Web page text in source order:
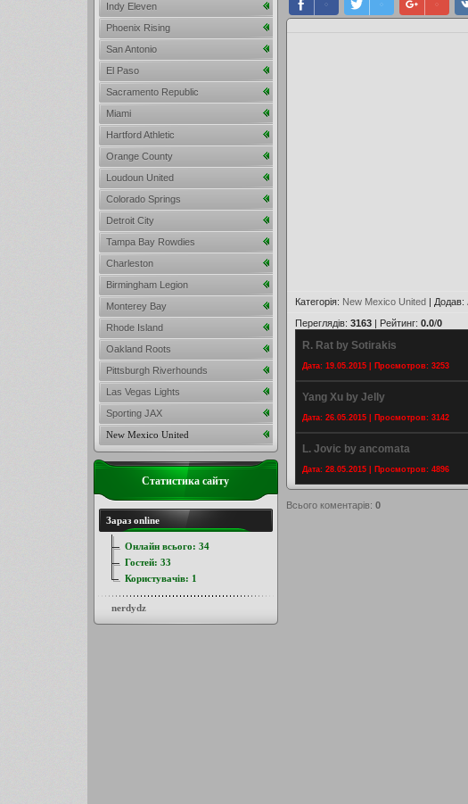
Категорія: New Mexico United| Додав:
Переглядів: 3163| Рейтинг: 0.0/0
R. Rat by Sotirakis
Дата: 19.05.2015 | Просмотров: 3253
Yang Xu by Jelly
Дата: 26.05.2015 | Просмотров: 3142
L. Jovic by ancomata
Дата: 28.05.2015 | Просмотров: 4896
Всього коментарів: 0
Indy Eleven
Phoenix Rising
San Antonio
El Paso
Sacramento Republic
Miami
Hartford Athletic
Orange County
Loudoun United
Colorado Springs
Detroit City
Tampa Bay Rowdies
Charleston
Birmingham Legion
Monterey Bay
Rhode Island
Oakland Roots
Pittsburgh Riverhounds
Las Vegas Lights
Sporting JAX
New Mexico United
Статистика сайту
Зараз online
Онлайн всього: 34
Гостей: 33
Користувачів: 1
nerdydz